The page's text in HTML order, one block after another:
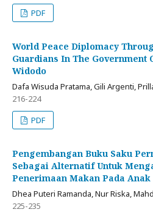
PDF
World Peace Diplomacy
Guardians In The Government
Widodo
Dafa Wisuda Pratama, Gili Argenti,
216-224
PDF
Pengembangan Buku Saku
Sebagai Alternatif Untuk
Penerimaan Makan Pada Anak
Dhea Puteri Ramanda, Nur Riska,
225-235